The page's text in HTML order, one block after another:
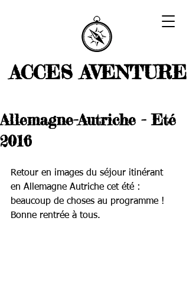
ACCES AVENTURE
Allemagne-Autriche - Eté
2016
Retour en images du séjour itinérant
en Allemagne Autriche cet été :
beaucoup de choses au programme !
Bonne rentrée à tous.